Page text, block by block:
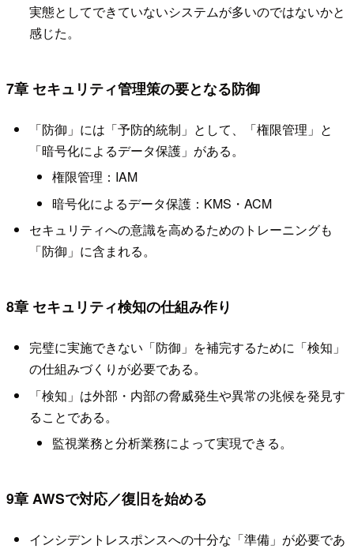
実態としてできていないシステムが多いのではないかと
感じた。
7章 セキュリティ管理策の要となる防御
「防御」には「予防的統制」として、「権限管理」と
「暗号化によるデータ保護」がある。
権限管理：IAM
暗号化によるデータ保護：KMS・ACM
セキュリティへの意識を高めるためのトレーニングも
「防御」に含まれる。
8章 セキュリティ検知の仕組み作り
完璧に実施できない「防御」を補完するために「検知」
の仕組みづくりが必要である。
「検知」は外部・内部の脅威発生や異常の兆候を発見す
ることである。
監視業務と分析業務によって実現できる。
9章 AWSで対応／復旧を始める
インシデントレスポンスへの十分な「準備」が必要であ